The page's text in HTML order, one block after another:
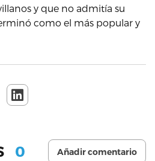
y que no admitía su
como el más popular y
0 Añadir comentario